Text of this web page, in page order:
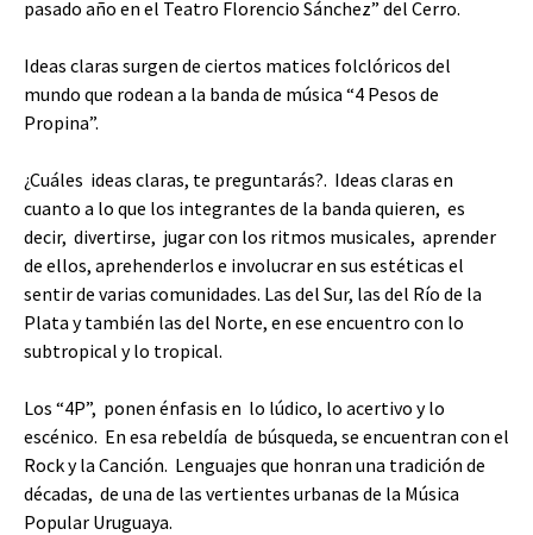
pasado año en el Teatro Florencio Sánchez” del Cerro.
Ideas claras surgen de ciertos matices folclóricos del
mundo que rodean a la banda de música “4 Pesos de
Propina”.
¿Cuáles ideas claras, te preguntarás?. Ideas claras en
cuanto a lo que los integrantes de la banda quieren, es
decir, divertirse, jugar con los ritmos musicales, aprender
de ellos, aprehenderlos e involucrar en sus estéticas el
sentir de varias comunidades. Las del Sur, las del Río de la
Plata y también las del Norte, en ese encuentro con lo
subtropical y lo tropical.
Los “4P”, ponen énfasis en lo lúdico, lo acertivo y lo
escénico. En esa rebeldía de búsqueda, se encuentran con el
Rock y la Canción. Lenguajes que honran una tradición de
décadas, de una de las vertientes urbanas de la Música
Popular Uruguaya.